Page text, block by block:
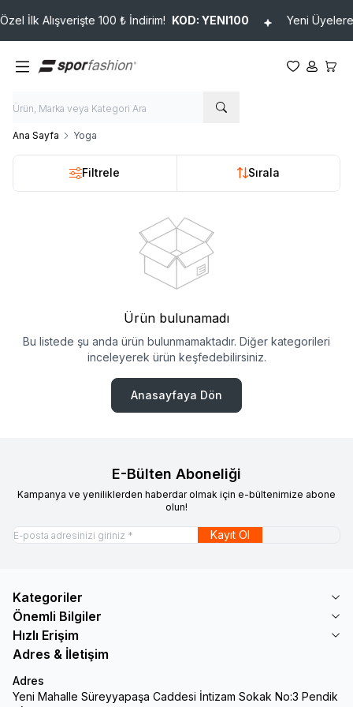
İlk Alışverişte 100 ₺ İndirim!KOD: YENI100 Yeni
Favorilerim
Hesabım
Ana Sayfa Yoga
Filtrele Sırala
Ürün bulunamadı
Bu listede şu anda ürün bulunmamaktadır. Diğer kategorileri
inceleyerek ürün keşfedebilirsiniz.
Anasayfaya Dön
E-Bülten Aboneliği
Kampanya ve yeniliklerden haberdar olmak için e-bültenimize abone
olun!
Kayıt Ol
Kategoriler
Önemli Bilgiler
Hızlı Erişim
Adres & İletişim
Adres
Yeni Mahalle Süreyyapaşa Caddesi İntizam Sokak No:3 Pendik